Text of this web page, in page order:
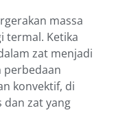
massa
termal. Ketika
zat menjadi
perbedaan
konvektif, di
dan zat yang